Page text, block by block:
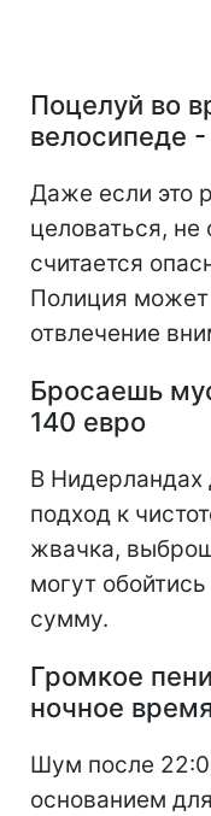
Поцелуй во
велосипеде
Даже если это
целоваться,
считается
Полиция может
отвлечение
Бросаешь
140 евро
В Нидерландах
подход к
жвачка,
могут
сумму.
Громкое
ночное
Шум после
основанием